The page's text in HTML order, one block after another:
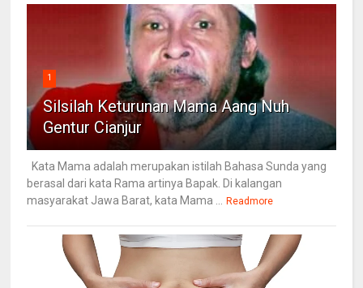
1
Silsilah Keturunan Mama Aang Nuh
Gentur Cianjur
Kata Mama adalah merupakan istilah Bahasa Sunda yang
berasal dari kata Rama artinya Bapak. Di kalangan
masyarakat Jawa Barat, kata Mama ...
Readmore